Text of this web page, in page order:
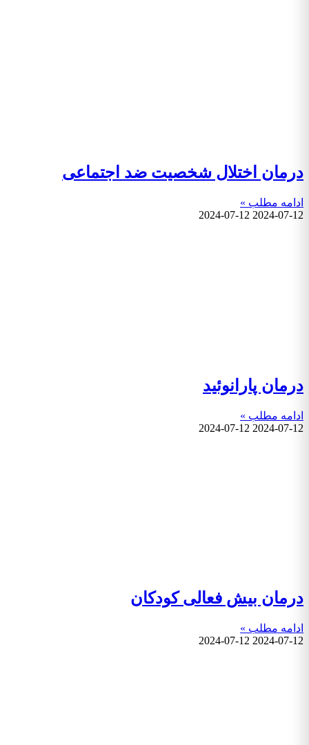
درمان اختلال شخصیت ضد اجتماعی
ادامه مطلب »
2024-07-12
2024-07-12
درمان پارانوئید
ادامه مطلب »
2024-07-12
2024-07-12
درمان بیش فعالی کودکان
ادامه مطلب »
2024-07-12
2024-07-12